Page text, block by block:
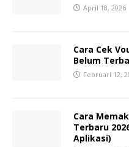
April 18, 2026
Cara Cek
Belum
Februari 12,
Cara
Terbaru
Aplikasi)